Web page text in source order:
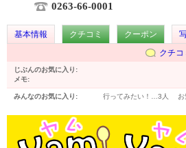
0263-66-0001
基本情報 クチコミ クーポン
クチコ
じぶんのお気に入り:
メモ:
みんなのお気に入り: 行ってみたい！… 3人